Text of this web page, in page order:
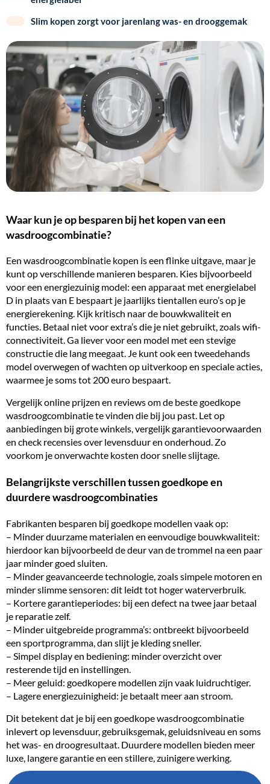
Slim kopen zorgt voor jarenlang was- en drooggemak
Waar kun je op besparen bij het kopen van een
wasdroogcombinatie?
Een wasdroogcombinatie kopen is een flinke uitgave, maar je
kunt op verschillende manieren besparen. Kies bijvoorbeeld
voor een energiezuinig model: een apparaat met energielabel
D in plaats van E bespaart je jaarlijks tientallen euro’s op je
energierekening. Kijk kritisch naar de bouwkwaliteit en
functies. Betaal niet voor extra’s die je niet gebruikt, zoals wifi-
connectiviteit. Ga liever voor een model met een stevige
constructie die lang meegaat. Je kunt ook een tweedehands
model overwegen of wachten op uitverkoop en speciale acties,
waarmee je soms tot 200 euro bespaart.
Vergelijk online prijzen en reviews om de beste goedkope
wasdroogcombinatie te vinden die bij jou past. Let op
aanbiedingen bij grote winkels, vergelijk garantievoorwaarden
en check recensies over levensduur en onderhoud. Zo
voorkom je onverwachte kosten door snelle slijtage.
Belangrijkste verschillen tussen goedkope en
duurdere wasdroogcombinaties
Fabrikanten besparen bij goedkope modellen vaak op:
– Minder duurzame materialen en eenvoudige bouwkwaliteit:
hierdoor kan bijvoorbeeld de deur van de trommel na een paar
jaar minder goed sluiten.
– Minder geavanceerde technologie, zoals simpele motoren en
minder slimme sensoren: dit leidt tot hoger waterverbruik.
– Kortere garantieperiodes: bij een defect na twee jaar betaal
je reparatie zelf.
– Minder uitgebreide programma’s: ontbreekt bijvoorbeeld
een sportprogramma, dan slijt je kleding sneller.
– Simpel display en bediening: minder overzicht over
resterende tijd en instellingen.
– Meer geluid: goedkopere modellen zijn vaak luidruchtiger.
– Lagere energiezuinigheid: je betaalt meer aan stroom.
Dit betekent dat je bij een goedkope wasdroogcombinatie
inlevert op levensduur, gebruiksgemak, geluidsniveau en soms
het was- en droogresultaat. Duurdere modellen bieden meer
luxe, langere garantie en een stillere, zuinigere werking.